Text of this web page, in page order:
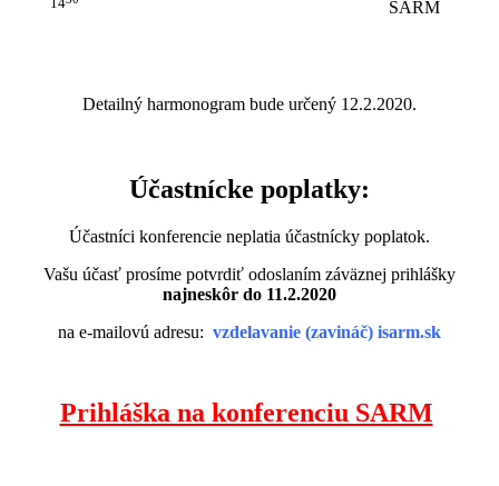
SARM
Detailný harmonogram bude určený 12.2.2020.
Účastnícke poplatky:
Účastníci konferencie neplatia účastnícky poplatok.
Vašu účasť prosíme potvrdiť odoslaním záväznej prihlášky
najneskôr do 11.2.2020
na e-mailovú adresu: vzdelavanie (zavináč) isarm.sk
Prihláška na konferenciu SARM